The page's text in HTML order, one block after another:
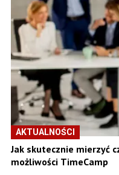
AKTUALNOŚCI
Jak skutecznie mierzyć
możliwości TimeCamp